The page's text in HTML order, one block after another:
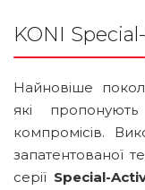
KONI
Найновіше
які
компромісів.
запатентованої
серії Special-